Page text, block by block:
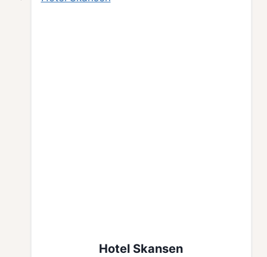
Hotel Skansen